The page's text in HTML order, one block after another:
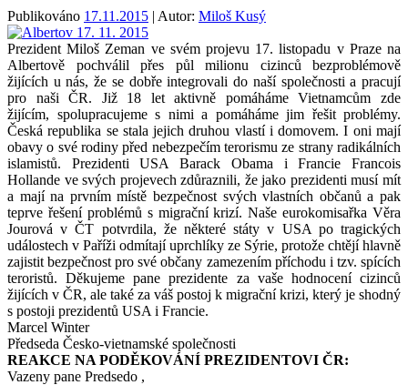
Publikováno 17.11.2015 | Autor: Miloš Kusý
Prezident Miloš Zeman ve svém projevu 17. listopadu v Praze na
Albertově pochválil přes půl milionu cizinců bezproblémově
žijících u nás, že se dobře integrovali do naší společnosti a pracují
pro naši ČR. Již 18 let aktivně pomáháme Vietnamcům zde
žijícím, spolupracujeme s nimi a pomáháme jim řešit problémy.
Česká republika se stala jejich druhou vlastí i domovem. I oni mají
obavy o své rodiny před nebezpečím terorismu ze strany radikálních
islamistů. Prezidenti USA Barack Obama i Francie Francois
Hollande ve svých projevech zdůraznili, že jako prezidenti musí mít
a mají na prvním místě bezpečnost svých vlastních občanů a pak
teprve řešení problémů s migrační krizí. Naše eurokomisařka Věra
Jourová v ČT potvrdila, že některé státy v USA po tragických
událostech v Paříži odmítají uprchlíky ze Sýrie, protože chtějí hlavně
zajistit bezpečnost pro své občany zamezením příchodu i tzv. spících
teroristů. Děkujeme pane prezidente za vaše hodnocení cizinců
žijících v ČR, ale také za váš postoj k migrační krizi, který je shodný
s postoji prezidentů USA i Francie.
Marcel Winter
Předseda Česko-vietnamské společnosti
REAKCE NA PODĚKOVÁNÍ PREZIDENTOVI ČR:
Vazeny pane Predsedo ,